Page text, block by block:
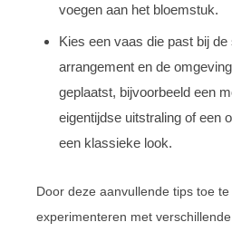
voegen aan het bloemstuk.
Kies een vaas die past bij de
arrangement en de
geplaatst, bijvoorbeeld een
eigentijdse uitstraling of een
een klassieke look.
Door deze aanvullende tips toe
experimenteren met